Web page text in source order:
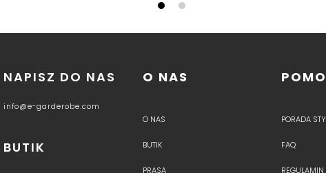
NAPISZ DO NAS
info@e-garderobe.com
BUTIK
O NAS
O NAS
BUTIK
PRASA
PORADA
FAQ
REGULAMIN